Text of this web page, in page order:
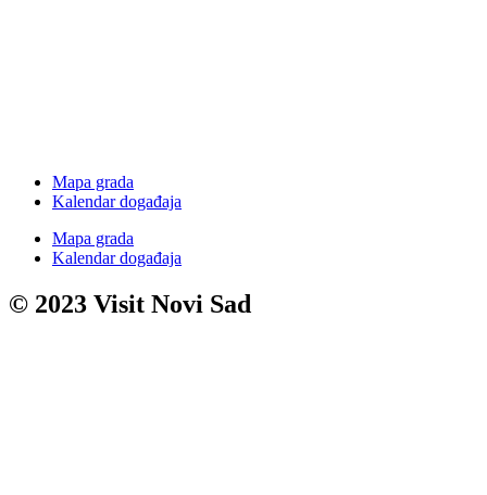
Mapa grada
Kalendar događaja
Mapa grada
Kalendar događaja
© 2023 Visit Novi Sad